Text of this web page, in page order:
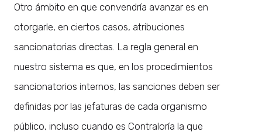
Otro ámbito en que convendría avanzar es en
otorgarle, en ciertos casos, atribuciones
sancionatorias directas. La regla general en
nuestro sistema es que, en los procedimientos
sancionatorios internos, las sanciones deben ser
definidas por las jefaturas de cada organismo
público, incluso cuando es Contraloría la que